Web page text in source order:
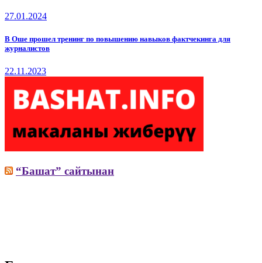
27.01.2024
В Оше прошел тренинг по повышению навыков фактчекинга для
журналистов
22.11.2023
“Башат” сайтынан